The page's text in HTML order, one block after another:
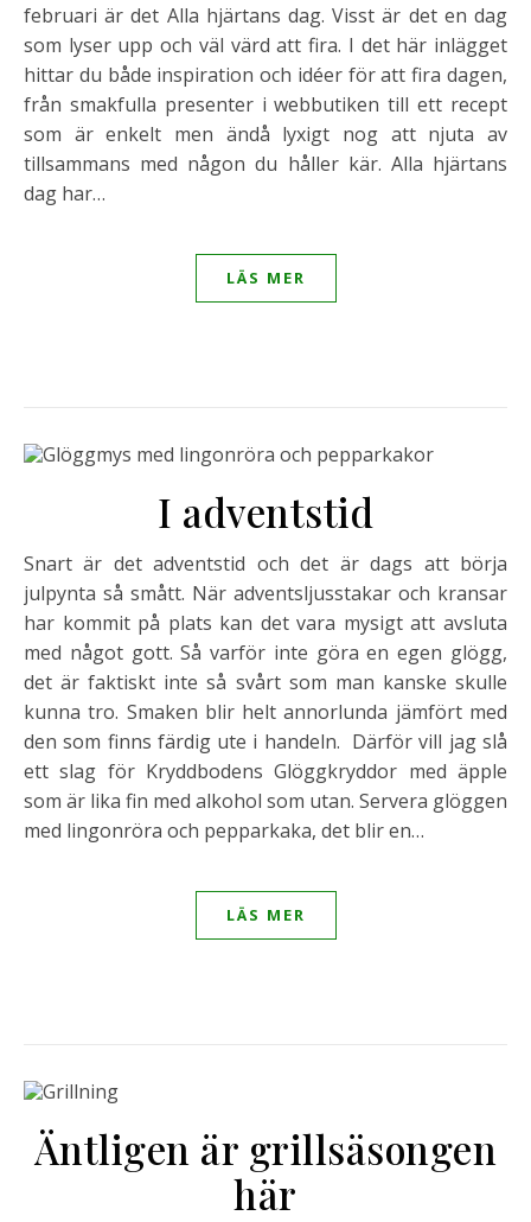
februari är det Alla hjärtans dag. Visst är det en dag
som lyser upp och väl värd att fira. I det här inlägget
hittar du både inspiration och idéer för att fira dagen,
från smakfulla presenter i webbutiken till ett recept
som är enkelt men ändå lyxigt nog att njuta av
tillsammans med någon du håller kär. Alla hjärtans
dag har…
LÄS MER
I adventstid
Snart är det adventstid och det är dags att börja
julpynta så smått. När adventsljusstakar och kransar
har kommit på plats kan det vara mysigt att avsluta
med något gott. Så varför inte göra en egen glögg,
det är faktiskt inte så svårt som man kanske skulle
kunna tro. Smaken blir helt annorlunda jämfört med
den som finns färdig ute i handeln. Därför vill jag slå
ett slag för Kryddbodens Glöggkryddor med äpple
som är lika fin med alkohol som utan. Servera glöggen
med lingonröra och pepparkaka, det blir en…
LÄS MER
Äntligen är grillsäsongen
här